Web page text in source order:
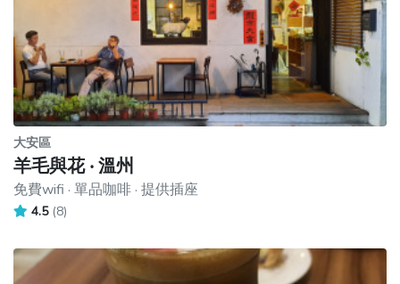
大安區
羊毛與花 ‧ 溫州
免費wifi · 單品咖啡 · 提供插座
4.5 (8)